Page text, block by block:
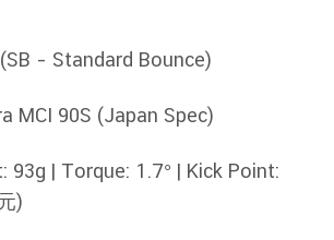
– Standard Bounce)
MCI 90S (Japan Spec)
93g | Torque: 1.7° | Kick Point:
)